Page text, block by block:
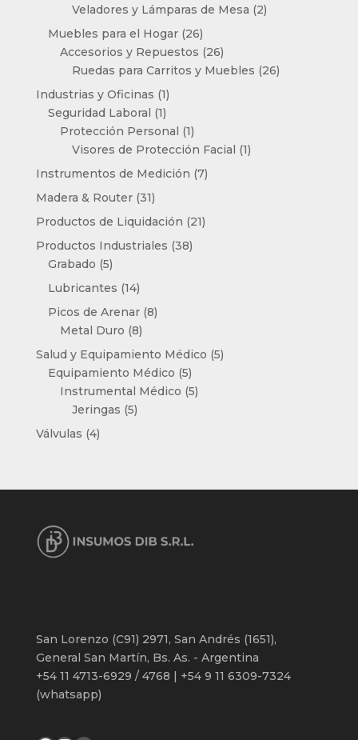
productos
Veladores y Lámparas de Mesa 22
Muebles para el Hogar 2626
productos
Accesorios y Repuestos 2626
productos
Ruedas para Carritos y Muebles 2626
Industrias y Oficinas 11
producto
Seguridad Laboral 11
producto
Protección Personal 11
producto
Visores de Protección Facial 11
Instrumentos de Medición 77
Madera & Router 3131
productos
Productos de Liquidación 2121
Productos Industriales 3838
Grabado 55
productos
Lubricantes 1414
productos
Picos de Arenar 88
Metal Duro 88
productos
Salud y Equipamiento Médico 55
Equipamiento Médico 55
productos
Instrumental Médico 55
Jeringas 55
Válvulas 44
San Lorenzo (C91) 2971, San Andrés (1651),
General San Martín, Bs. As. - Argentina
+54 11 4713-6929 / 4768 | +54 9 11 6309-7324
(whatsapp)